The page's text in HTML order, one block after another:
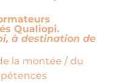
Qualiopi.
à destination de
la montée / du